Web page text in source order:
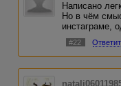
Написано
Но в чём
инстаграме,
#22